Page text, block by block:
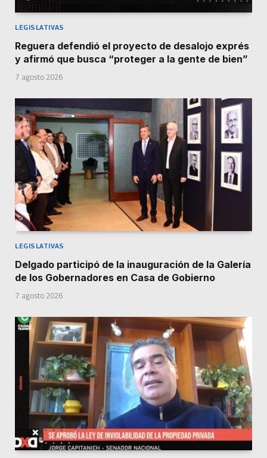
LEGISLATIVAS
Reguera defendió el proyecto de desalojo exprés
y afirmó que busca “proteger a la gente de bien”
7 agosto 2026
LEGISLATIVAS
Delgado participó de la inauguración de la Galería
de los Gobernadores en Casa de Gobierno
7 agosto 2026